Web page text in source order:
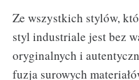
Ze wszystkich stylów,
styl industriale jest bez
oryginalnych i
fuzja surowych